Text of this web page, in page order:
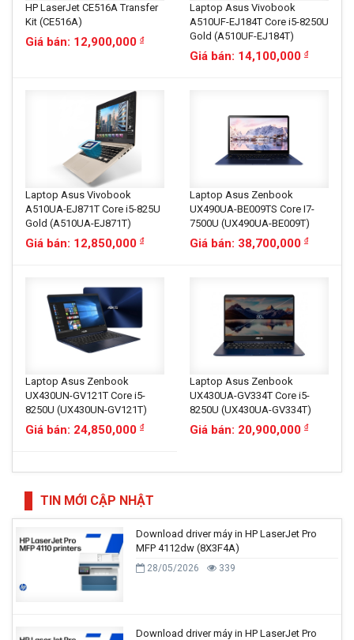
HP LaserJet CE516A Transfer
Kit (CE516A)
Giá bán: 12,900,000 đ
Laptop Asus Vivobook
A510UF-EJ184T Core i5-8250U
Gold (A510UF-EJ184T)
Giá bán: 14,100,000 đ
Laptop Asus Vivobook
A510UA-EJ871T Core i5-825U
Gold (A510UA-EJ871T)
Giá bán: 12,850,000 đ
Laptop Asus Zenbook
UX490UA-BE009TS Core I7-
7500U (UX490UA-BE009T)
Giá bán: 38,700,000 đ
Laptop Asus Zenbook
UX430UN-GV121T Core i5-
8250U (UX430UN-GV121T)
Giá bán: 24,850,000 đ
Laptop Asus Zenbook
UX430UA-GV334T Core i5-
8250U (UX430UA-GV334T)
Giá bán: 20,900,000 đ
TIN MỚI CẬP NHẬT
Download driver máy in HP LaserJet Pro
MFP 4112dw (8X3F4A)
28/05/2026 339
Download driver máy in HP LaserJet Pro